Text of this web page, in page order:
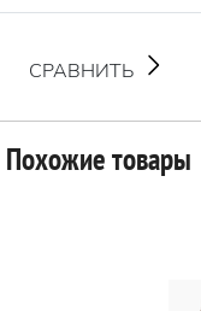
СРАВНИТЬ
Похожие товары